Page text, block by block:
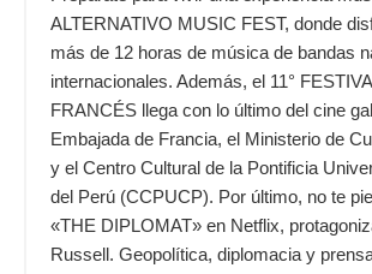
ALTERNATIVO MUSIC FEST, donde
más de 12 horas de música de bandas
internacionales. Además, el 11°
FRANCÉS llega con lo último del cine
Embajada de Francia, el Ministerio de
y el Centro Cultural de la Pontificia
del Perú (CCPUCP). Por último, no te
«THE DIPLOMAT» en Netflix,
Russell. Geopolítica, diplomacia y